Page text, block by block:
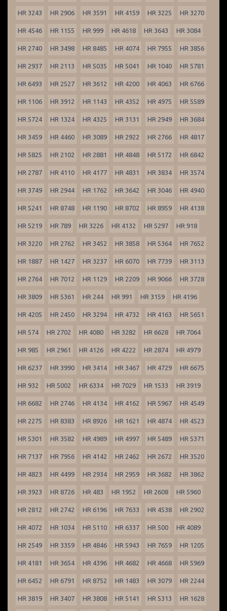
HR 3243 HR 2906 HR 3591 HR 4159 HR 3225 HR 3270
HR 4546 HR 1155 HR 999 HR 4618 HR 3643 HR 3084
HR 2740 HR 3498 HR 8485 HR 4074 HR 7955 HR 3856
HR 2937 HR 2113 HR 5035 HR 5041 HR 1040 HR 5781
HR 6493 HR 2527 HR 3612 HR 4200 HR 4063 HR 6766
HR 1106 HR 3912 HR 1143 HR 4352 HR 4975 HR 5589
HR 5724 HR 1324 HR 4325 HR 3131 HR 2949 HR 3684
HR 3459 HR 4460 HR 3089 HR 2922 HR 2766 HR 4817
HR 5825 HR 2102 HR 2881 HR 4848 HR 5172 HR 6842
HR 2787 HR 4110 HR 4177 HR 4831 HR 3834 HR 3574
HR 3749 HR 2944 HR 1762 HR 3642 HR 3046 HR 4940
HR 5241 HR 8748 HR 1190 HR 8702 HR 8959 HR 4138
HR 5219 HR 789 HR 3226 HR 4132 HR 5297 HR 918
HR 3220 HR 2762 HR 3452 HR 3858 HR 5364 HR 7652
HR 1887 HR 1427 HR 3237 HR 6070 HR 7739 HR 3113
HR 2764 HR 7012 HR 1129 HR 2209 HR 9066 HR 3728
HR 3809 HR 5361 HR 244 HR 991 HR 3159 HR 4196
HR 4205 HR 2450 HR 3294 HR 4732 HR 4163 HR 5651
HR 574 HR 2702 HR 4080 HR 3282 HR 6628 HR 7064
HR 985 HR 2961 HR 4126 HR 4222 HR 2874 HR 4979
HR 6237 HR 3990 HR 3414 HR 3467 HR 4729 HR 6675
HR 932 HR 5002 HR 6334 HR 7029 HR 1533 HR 3919
HR 6682 HR 2746 HR 4134 HR 4162 HR 5967 HR 4549
HR 2275 HR 8383 HR 8926 HR 1621 HR 4874 HR 4523
HR 5301 HR 3582 HR 4989 HR 4997 HR 5489 HR 5371
HR 7137 HR 7956 HR 4142 HR 2462 HR 2672 HR 3520
HR 4823 HR 4499 HR 2934 HR 2959 HR 3682 HR 3862
HR 3923 HR 8726 HR 483 HR 1952 HR 2608 HR 5960
HR 2812 HR 2742 HR 6196 HR 7633 HR 4538 HR 2902
HR 4072 HR 1034 HR 5110 HR 6337 HR 500 HR 4089
HR 2549 HR 3359 HR 4846 HR 5943 HR 7659 HR 1205
HR 4181 HR 3654 HR 4396 HR 4682 HR 4668 HR 5969
HR 6452 HR 6791 HR 8752 HR 1483 HR 3079 HR 2244
HR 3819 HR 3407 HR 3808 HR 5141 HR 5313 HR 1628